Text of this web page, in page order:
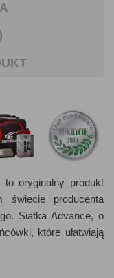
to oryginalny produkt
świecie producenta
Siatka Advance, o
które ułatwiają